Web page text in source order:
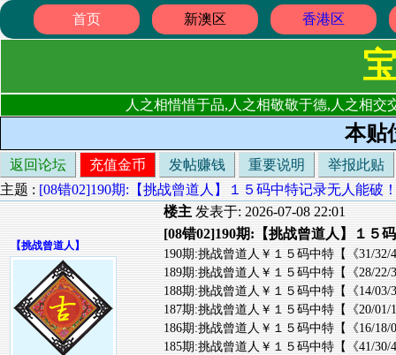
首页 新澳区 香港区
人之相惜惜于品,人之相敬敬于德,人之相
本贴
返回论坛 充值金币 发帖赚钱 重要说明
举报此贴
主题 : [08错02]190期:【挑战曾道人】１５码中特记录无人能破
【挑战曾道人 】
楼主 发表于: 2026-07-08 22:01
[08错02]190期:【挑战曾道人】１５
190期:挑战曾道人￥１５码中特【《31/32/
189期:挑战曾道人￥１５码中特【《28/22/
188期:挑战曾道人￥１５码中特【《14/03/
187期:挑战曾道人￥１５码中特【《20/01/
186期:挑战曾道人￥１５码中特【《16/18/
185期:挑战曾道人￥１５码中特【《41/30/